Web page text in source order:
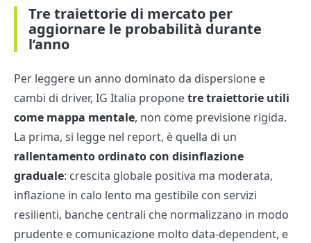
Tre traiettorie di mercato per
aggiornare le probabilità durante
l’anno
Per leggere un anno dominato da dispersione e
cambi di driver, IG Italia proponetre traiettorie utili
come mappa mentale, non come previsione rigida.
La prima, si legge nel report, è quella di un
rallentamento ordinato con disinflazione
graduale: crescita globale positiva ma moderata,
inflazione in calo lento ma gestibile con servizi
resilienti, banche centrali che normalizzano in modo
prudente e comunicazione molto data-dependent, e